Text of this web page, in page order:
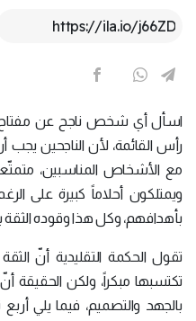
اسأل أي شخص ناجح عن مفتاح
رأس القائمة، لأن الناجحين
مع الأشخاص المناسبين،
ويمتلكون أحلاماً كبيرة على
بأهدافهم، وكل هذا وقوده الثقة
تقول الحكمة التقليدية أنّ
تكتسبها مبكراً، ولكن الحقيقة
بالجهد والتصميم، فيما يلي